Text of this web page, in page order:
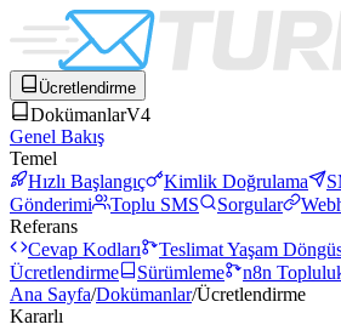
Ücretlendirme
DokümanlarV4
Genel Bakış
Temel
Hızlı Başlangıç
Kimlik Doğrulama
Gönderimi
Toplu SMS Sorgular
Referans
Cevap Kodları
Teslimat Yaşam
Ücretlendirme
Sürümleme
n8n
Ana Sayfa/Dokümanlar/Ücretlendirme
Kararlı